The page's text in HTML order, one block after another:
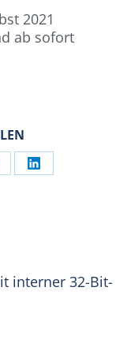
2021
ab sofort
Share
interner 32-Bit-